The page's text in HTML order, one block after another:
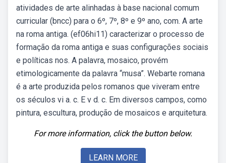
atividades de arte alinhadas à base nacional comum
curricular (bncc) para o 6º, 7º, 8º e 9º ano, com. A arte
na roma antiga. (ef06hi11) caracterizar o processo de
formação da roma antiga e suas configurações sociais
e políticas nos. A palavra, mosaico, provém
etimologicamente da palavra “musa”. Webarte romana
é a arte produzida pelos romanos que viveram entre
os séculos vi a. c. E v d. c. Em diversos campos, como
pintura, escultura, produção de mosaicos e arquitetura.
For more information, click the button below.
LEARN MORE